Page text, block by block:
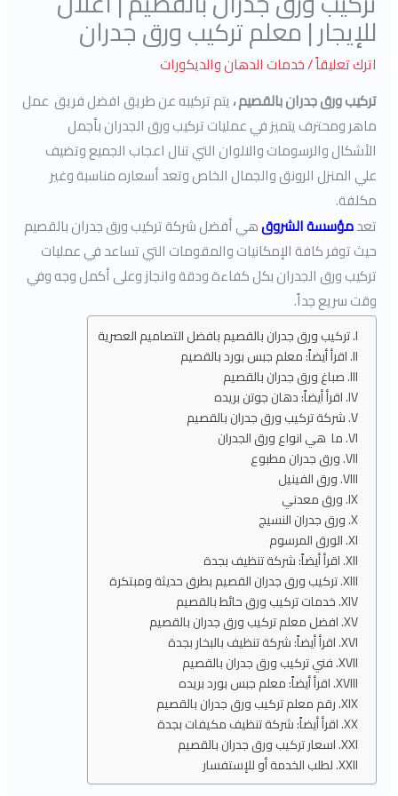
للإيجار | معلم تركيب ورق جدران
اترك تعليقاً/خدمات الدهان والديكورات
تركيب ورق جدران بالقصيم،يتم تركيبه عن طريق افضل فريق عمل
ماهر ومحترف يتميز في عمليات تركيب ورق الجدران بأجمل
الأشكال والرسومات والالوان التي تنال اعجاب الجميع وتضيف
علي المنزل الرونق والجمال الخاص وتعد أسعاره مناسبة وغير
مكلفة.
تعدمؤسسة الشروقهي أفضل شركة تركيب ورق جدران بالقصيم
حيث توفر كافة الإمكانيات والمقومات التي تساعد في عمليات
تركيب ورق الجدران بكل كفاءة ودقة وانجاز وعلى أكمل وجه وفي
وقت سريع جداً.
تركيب ورق جدران بالقصيم بافضل التصاميم العصرية
اقرأ أيضاً: معلم جبس بورد بالقصيم
صباغ ورق جدران بالقصيم
اقرأ أيضاً: دهان جوتن بريده
شركة تركيب ورق جدران بالقصيم
ما هي انواع ورق الجدران
ورق جدران مطبوع
ورق الفينيل
ورق معدني
ورق جدران النسيج
الورق المرسوم
اقرأ أيضاً: شركة تنظيف بجدة
تركيب ورق جدران القصيم بطرق حديثة ومبتكرة
خدمات تركيب ورق حائط بالقصيم
افضل معلم تركيب ورق جدران بالقصيم
اقرأ أيضاً: شركة تنظيف بالبخار بجدة
فني تركيب ورق جدران بالقصيم
اقرأ أيضاً: معلم جبس بورد بريده
رقم معلم تركيب ورق جدران بالقصيم
اقرأ أيضاً: شركة تنظيف مكيفات بجدة
اسعار تركيب ورق جدران بالقصيم
لطلب الخدمة أو للإستفسار